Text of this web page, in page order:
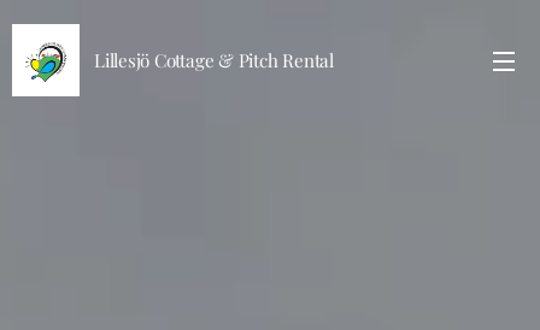
Lillesjö Cottage & Pitch Rental